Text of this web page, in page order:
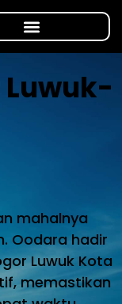
Luwuk-
mahalnya
Oodara hadir
Luwuk Kota
memastikan